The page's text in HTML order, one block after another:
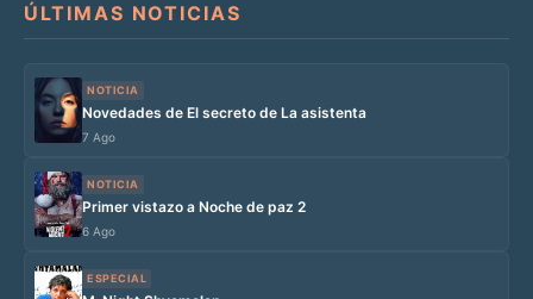
ÚLTIMAS NOTICIAS
NOTICIA
Novedades de El secreto de La asistenta
7 Ago
NOTICIA
Primer vistazo a Noche de paz 2
6 Ago
ESPECIAL